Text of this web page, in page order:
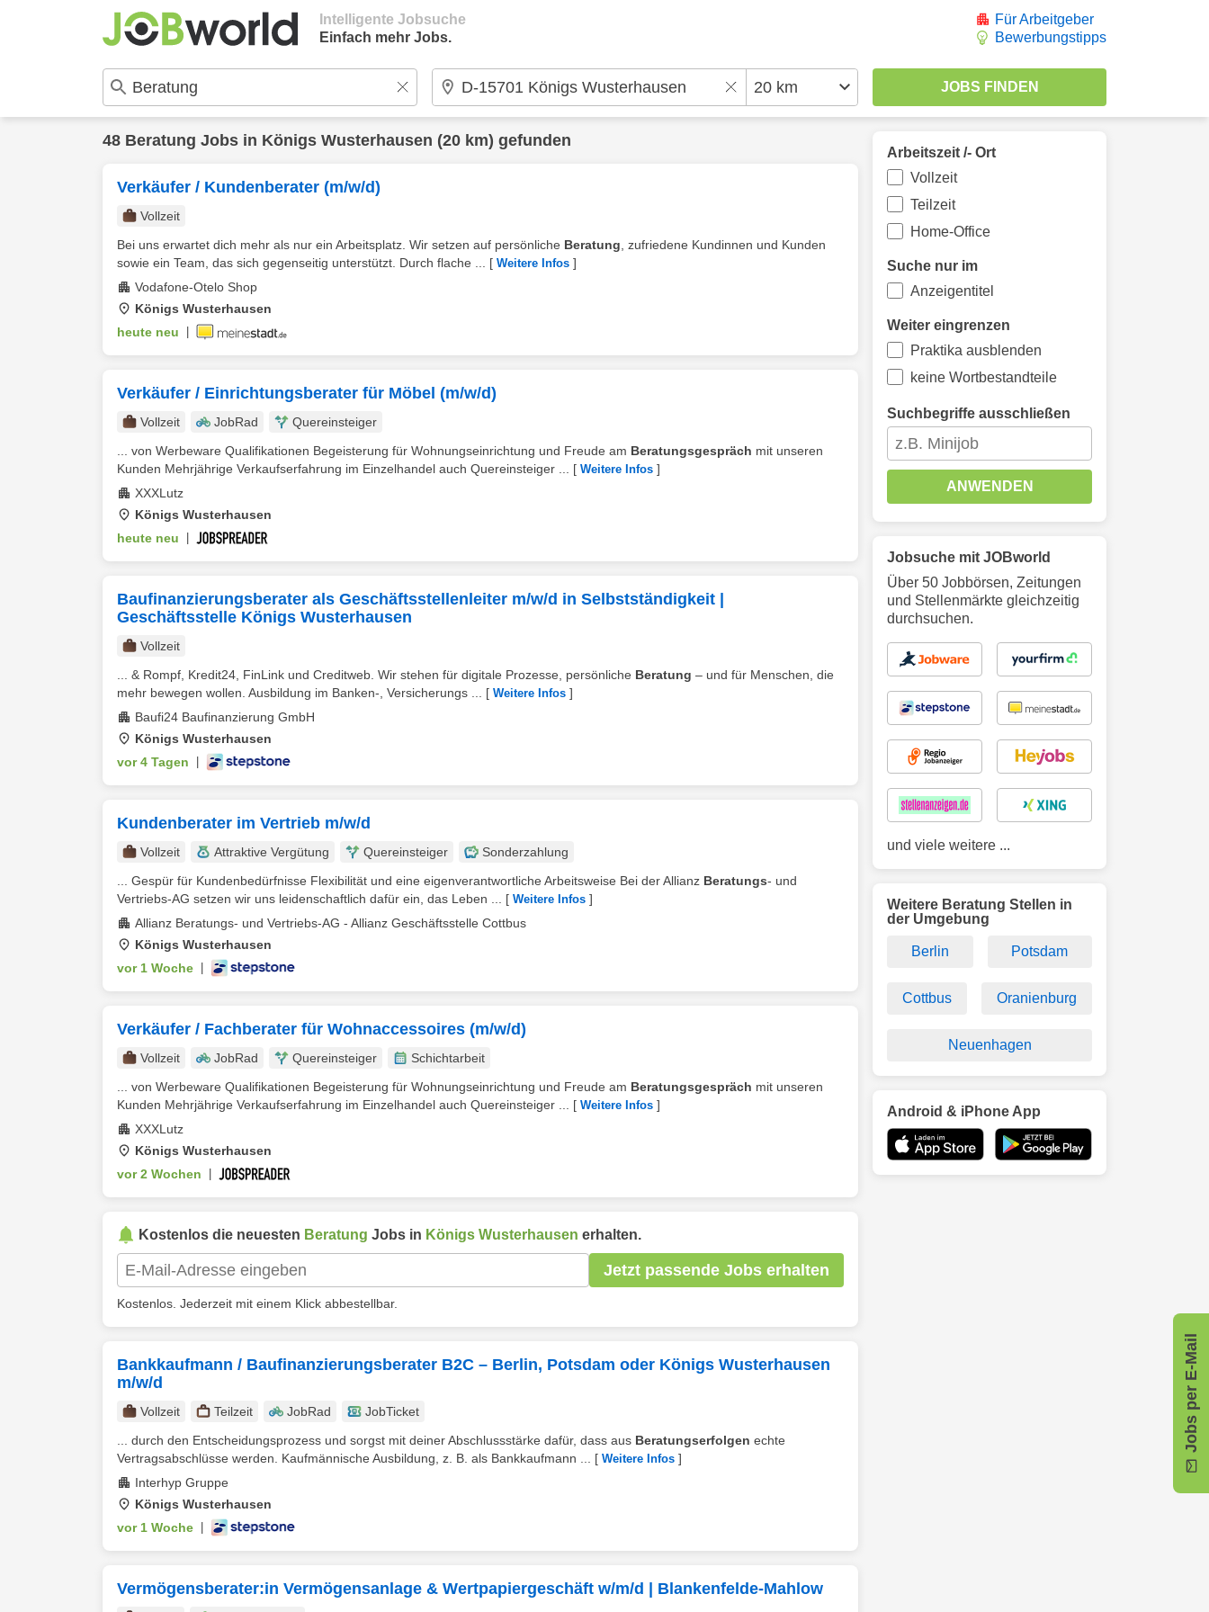
Intelligente Jobsuche
Einfach mehr Jobs.
Für Arbeitgeber
Bewerbungstipps
48 Beratung Jobs in Königs Wusterhausen (20 km) gefunden
Verkäufer / Kundenberater (m/w/d)
Vollzeit
Bei uns erwartet dich mehr als nur ein Arbeitsplatz. Wir setzen auf persönliche Beratung , zufriedene Kundinnen und Kunden
sowie ein Team, das sich gegenseitig unterstützt. Durch flache ...
[ Weitere Infos ]
Vodafone-Otelo Shop
Königs Wusterhausen
heute neu
Verkäufer / Einrichtungsberater für Möbel (m/w/d)
Vollzeit JobRad
Quereinsteiger
... von Werbeware Qualifikationen Begeisterung für Wohnungseinrichtung und Freude am Beratungsgespräch mit unseren
Kunden Mehrjährige Verkaufserfahrung im Einzelhandel auch Quereinsteiger ...
[ Weitere Infos ]
XXXLutz
Königs Wusterhausen
heute neu
Baufinanzierungsberater als Geschäftsstellenleiter m/w/d in Selbstständigkeit |
Geschäftsstelle Königs Wusterhausen
Vollzeit
... & Rompf, Kredit24, FinLink und Creditweb. Wir stehen für digitale Prozesse, persönliche Beratung – und für Menschen, die
mehr bewegen wollen. Ausbildung im Banken-, Versicherungs ...
[ Weitere Infos ]
Baufi24 Baufinanzierung GmbH
Königs Wusterhausen
vor 4 Tagen
Kundenberater im Vertrieb m/w/d
Vollzeit Attraktive Vergütung Quereinsteiger
Sonderzahlung
... Gespür für Kundenbedürfnisse Flexibilität und eine eigenverantwortliche Arbeitsweise Bei der Allianz Beratungs- und
Vertriebs-AG setzen wir uns leidenschaftlich dafür ein, das Leben ...
[ Weitere Infos ]
Allianz Beratungs- und Vertriebs-AG - Allianz Geschäftsstelle Cottbus
Königs Wusterhausen
vor 1 Woche
Verkäufer / Fachberater für Wohnaccessoires (m/w/d)
Vollzeit JobRad Quereinsteiger
Schichtarbeit
... von Werbeware Qualifikationen Begeisterung für Wohnungseinrichtung und Freude am Beratungsgespräch mit unseren
Kunden Mehrjährige Verkaufserfahrung im Einzelhandel auch Quereinsteiger ...
[ Weitere Infos ]
XXXLutz
Königs Wusterhausen
vor 2 Wochen
Kostenlos die neuesten Beratung Jobs in Königs Wusterhausen erhalten.
Jetzt passende Jobs erhalten
Kostenlos. Jederzeit mit einem Klick abbestellbar.
Bankkaufmann / Baufinanzierungsberater B2C – Berlin, Potsdam oder Königs Wusterhausen
m/w/d
Vollzeit Teilzeit JobRad
JobTicket
... durch den Entscheidungsprozess und sorgst mit deiner Abschlussstärke dafür, dass aus Beratungserfolgen echte
Vertragsabschlüsse werden. Kaufmännische Ausbildung, z. B. als Bankkaufmann ...
[ Weitere Infos ]
Interhyp Gruppe
Königs Wusterhausen
vor 1 Woche
Vermögensberater:in Vermögensanlage & Wertpapiergeschäft w/m/d | Blankenfelde-Mahlow
Jobs per E-Mail
Arbeitszeit /- Ort
Vollzeit
Teilzeit
Home-Office
Suche nur im
Anzeigentitel
Weiter eingrenzen
Praktika ausblenden
keine Wortbestandteile
Suchbegriffe ausschließen
ANWENDEN
Jobsuche mit JOBworld
Über 50 Jobbörsen, Zeitungen
und Stellenmärkte gleichzeitig
durchsuchen.
und viele weitere ...
Weitere Beratung Stellen in
der Umgebung
Berlin Potsdam
Cottbus Oranienburg
Neuenhagen
Android & iPhone App